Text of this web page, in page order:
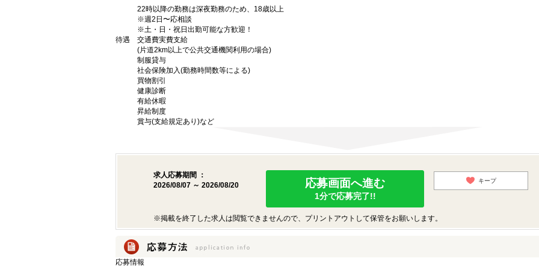
22時以降の勤務は深夜勤務のため、18歳以上
※週2日〜応相談
※土・日・祝日出勤可能な方歓迎！
待遇
交通費実費支給
(片道2km以上で公共交通機関利用の場合)
制服貸与
社会保険加入(勤務時間数等による)
買物割引
健康診断
有給休暇
昇給制度
賞与(支給規定あり)など
求人応募期間 ：
2026/08/07 ～ 2026/08/20
応募画面へ進む
1分で応募完了!!
キープ
※掲載を終了した求人は閲覧できませんので、プリントアウトして保管をお願いします。
応募情報